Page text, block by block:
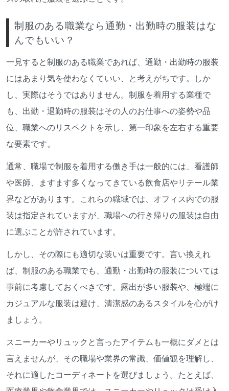
制服のある職業なら通勤・出勤時の服装はな
んでもいい？
一見すると制服のある職業であれば、通勤・出勤時の服装
にはあまり気を使わなくていい、と考えがちです。しか
し、実際はそうではありません。制服を着用する業種で
も、出勤・退勤時の服装はその人のお仕事への姿勢や品
位、職業へのリスペクトを示し、第一印象を左右する重要
な要素です。
通常、職場で制服を着用する働き手は一般的には、看護師
や医師、ますます多くなってきている飲食店やリテール業
界などがあります。これらの職域では、オフィス内での服
装は指定されていますが、職場への行き帰りの服装は自由
に選ぶことが許されています。
しかし、その際にも適切な装いは重要です。言い換えれ
ば、制服のある職業でも、通勤・出勤時の服装については
事前に考慮しておくべきです。露出が多い服装や、極端に
カジュアルな服装は避け、清潔感のあるスタイルを心がけ
ましょう。
スニーカーやリュックと言ったアイテムも一概にダメとは
言えませんが、その職場や業界の常識、価値観を理解し、
それに適したコーディネートを選びましょう。たとえば、